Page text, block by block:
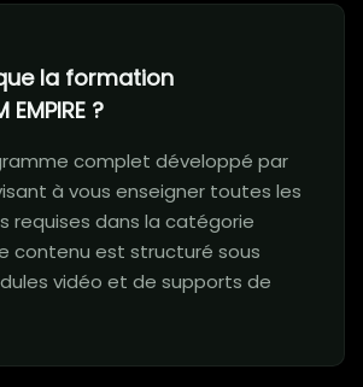
la formation
EMPIRE ?
complet développé par
visant à vous enseigner toutes les
requises dans la catégorie
contenu est structuré sous
vidéo et de supports de